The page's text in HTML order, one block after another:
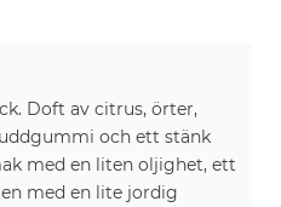
Doft av citrus, örter,
och ett stänk
med en liten oljighet, ett
med en lite jordig